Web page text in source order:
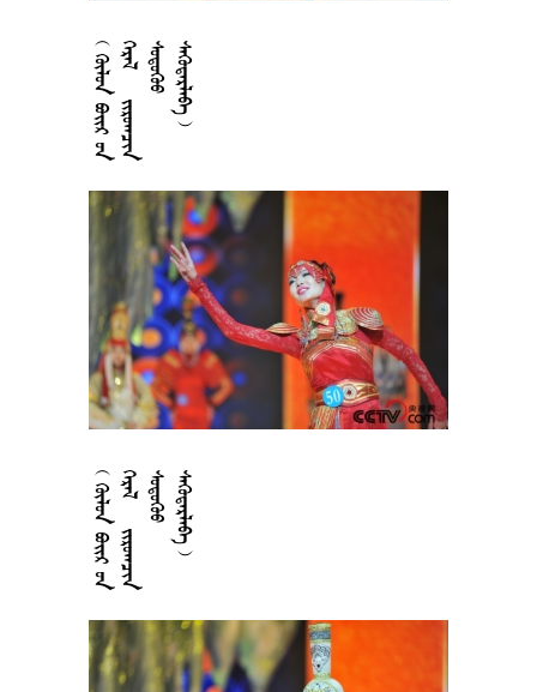










































 










































 